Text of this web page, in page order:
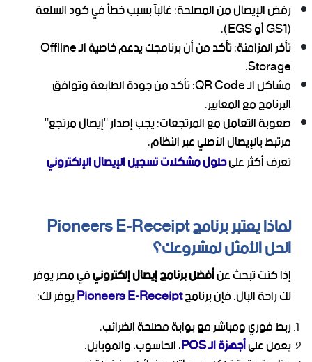
رفض الإيصال من المصلحة: غالباً بسبب خطأ في كود السلعة
(GS1 أو EGS).
تأخر المزامنة: تأكد من أن برنامجك يدعم خاصية الـ Offline
Storage.
مشاكل الـ QR Code: تأكد من جودة الطابعة وتوافق
البرنامج مع المعايير.
صعوبة التعامل مع المرتجعات: يجب إصدار "إيصال مرتجع"
مرتبط بالإيصال الأصلي عبر النظام.
تعرف أكثر علىحلول مشكلات تسجيل الإيصال الإلكتروني
لماذا يعتبر برنامج Pioneers E-Receipt
الحل الأمثل لمشروعك؟
إذا كنت تبحث عنأفضل برنامج إيصال إلكترونيفي مصر يوفر
لك راحة البال. فإن برنامجPioneers E-Receiptيوفر لك:
ربط فوري ومباشر مع بوابة مصلحة الضرائب.
يعمل علىأجهزة الـ POS ، الحاسوب، والموبايل.